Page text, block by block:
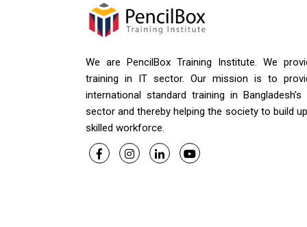
We are PencilBox Training Institute. We
training in IT sector. Our mission is to
international standard training in Bangladesh's
sector and thereby helping the society to build
skilled workforce.